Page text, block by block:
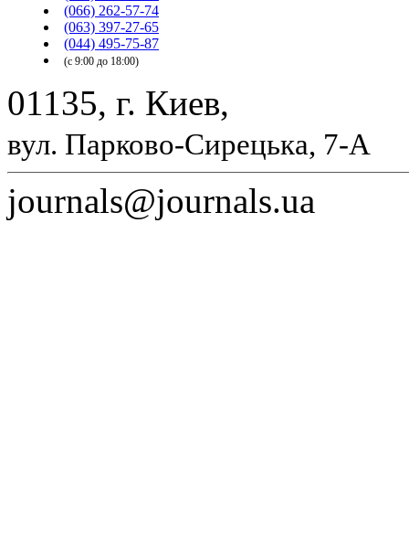
(066) 262-57-74
(063) 397-27-65
(044) 495-75-87
(с 9:00 до 18:00)
01135, г. Киев,
вул. Парково-Сирецька, 7-А
journals@journals.ua